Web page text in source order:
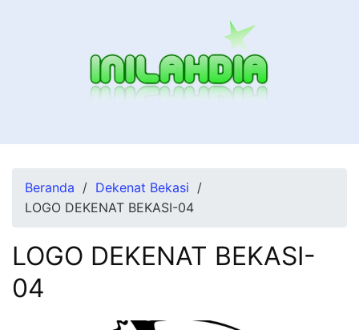
Beranda
Dekenat Bekasi
LOGO DEKENAT BEKASI-04
LOGO DEKENAT BEKASI-
04